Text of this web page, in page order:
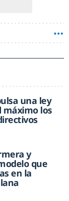
una ley
máximo los
y
que
en la